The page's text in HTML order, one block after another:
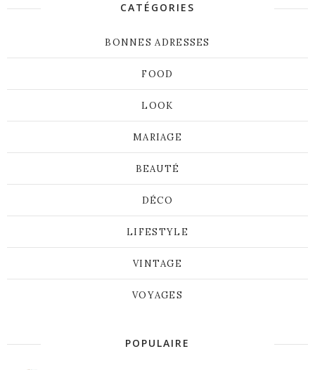
CATÉGORIES
BONNES ADRESSES
FOOD
LOOK
MARIAGE
BEAUTÉ
DÉCO
LIFESTYLE
VINTAGE
VOYAGES
POPULAIRE